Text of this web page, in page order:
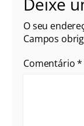
O seu
Campos
Comentário*